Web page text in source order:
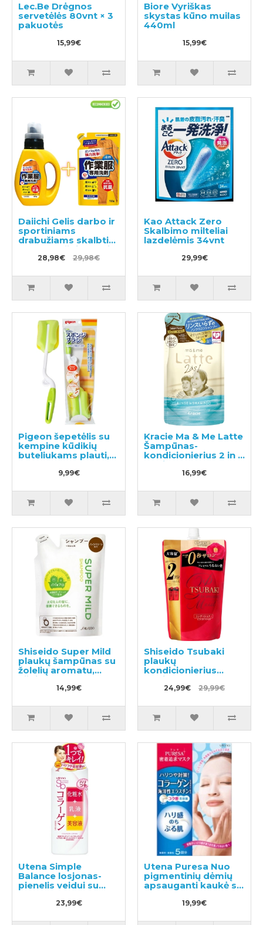
Lec.Be Drėgnos
servetėlės 80vnt × 3
pakuotės
15,99€
Biore Vyriškas
skystas kūno muilas
440ml
15,99€
Daiichi Gelis darbo ir
sportiniams
drabužiams skalbti
800ml + užpildymui
720ml28,98€ 29,98€
Kao Attack Zero
Skalbimo milteliai
lazdelėmis 34vnt
29,99€
Pigeon šepetėlis su
kempine kūdikių
buteliukams plauti,
9,99€
Kracie Ma & Me Latte
Šampūnas-
kondicionierius 2 in 1
papildymas 360ml
16,99€
Shiseido Super Mild
plaukų šampūnas su
žolelių aromatu,
užpildas 400ml
14,99€
Shiseido Tsubaki
plaukų
kondicionierius
papildymas 660ml
24,99€ 29,99€
Utena Simple
Balance losjonas-
pienelis veidui su
23,99€
Utena Puresa Nuo
pigmentinių dėmių
apsauganti kaukė su
19,99€